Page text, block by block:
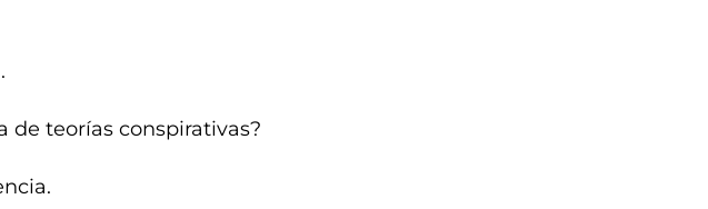
de teorías conspirativas?